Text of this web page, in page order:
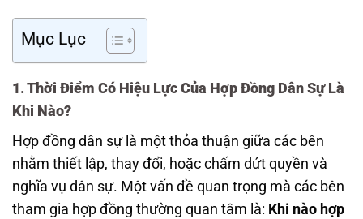
Mục Lục
1. Thời Điểm Có Hiệu Lực Của Hợp Đồng Dân Sự Là
Khi Nào?
Hợp đồng dân sự là một thỏa thuận giữa các bên
nhằm thiết lập, thay đổi, hoặc chấm dứt quyền và
nghĩa vụ dân sự. Một vấn đề quan trọng mà các bên
tham gia hợp đồng thường quan tâm là: Khi nào hợp